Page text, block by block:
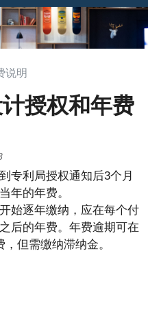
说明
授权和年费
专利局授权通知后3个月
年的年费。
始逐年缴纳，应在每个付
后的年费。年费逾期可在
但需缴纳滞纳金。